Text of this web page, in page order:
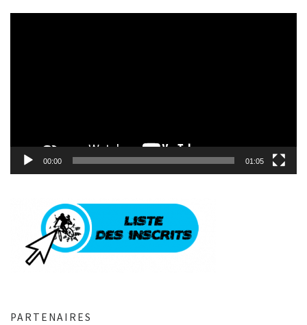
00:00 01:05
PARTENAIRES